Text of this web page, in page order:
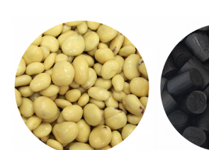
tuotteella
on
useampi
muunnelma.
Voit
tehdä
valinnat
tuotteella
useampi
Voit
tehdä
valinnat